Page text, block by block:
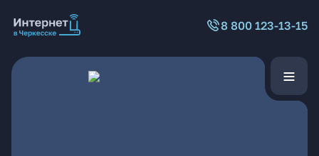
8 800 123-13-15